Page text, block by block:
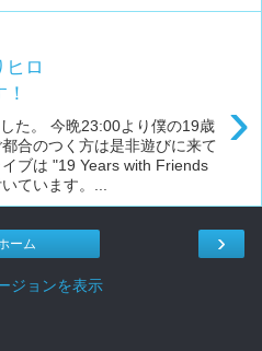
ヒロ
›
た。 今晩23:00より僕の19歳
合のつく方は是非遊びに来て
ブは "19 Years with Friends
ています。...
›
ーム
ジョンを表示